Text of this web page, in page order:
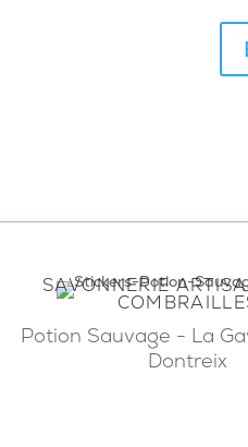
SAVONNERIE
Potion Sauvage - La
Dontreix